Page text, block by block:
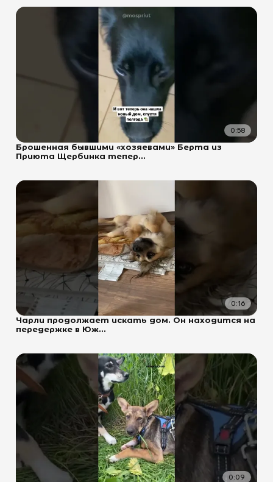
0:58
Брошенная бывшими «хозяевами» Берта из
Приюта Щербинка тепер...
0:16
Чарли продолжает искать дом. Он находится на
передержке в Юж...
0:09